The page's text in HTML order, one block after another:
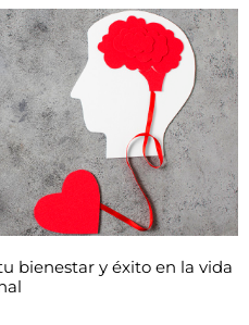
bienestar y éxito en la vida